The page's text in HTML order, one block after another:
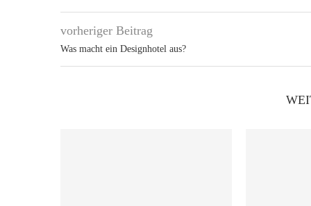
vorheriger Beitrag
Was macht ein Designhotel aus?